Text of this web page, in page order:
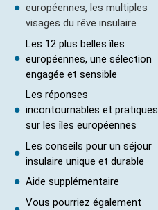
européennes, les multiples
visages du rêve insulaire
Les 12 plus belles îles
européennes, une sélection
engagée et sensible
Les réponses
incontournables et pratiques
sur les îles européennes
Les conseils pour un séjour
insulaire unique et durable
Aide supplémentaire
Vous pourriez également